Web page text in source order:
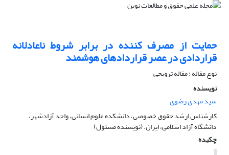
حمایت از مصرف کننده در برابر شروط ناعادلانه
قراردادی در عصر قراردادهای هوشمند
نوع مقاله : مقاله ترویجی
نویسنده
سید مهدی رضوی
کارشناس ارشد حقوق خصوصی، دانشکده علوم انسانی، واحد آزادشهر،
دانشگاه آزاد اسلامی، ایران. (نویسنده مسئول)
چکیده